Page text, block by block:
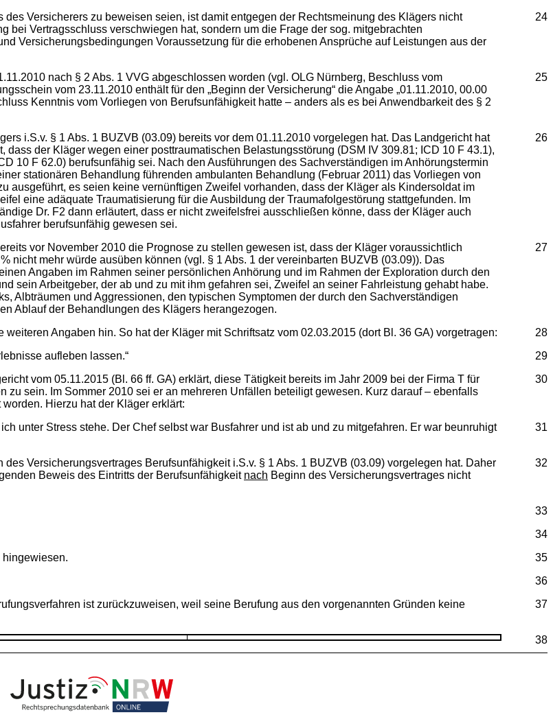
24
Versicherers zu beweisen seien, ist damit entgegen der Rechtsmeinung des Klägers nicht
bei Vertragsschluss verschwiegen hat, sondern um die Frage der sog. mitgebrachten
Versicherungsbedingungen Voraussetzung für die erhobenen Ansprüche auf Leistungen aus der
25
nach § 2 Abs. 1 VVG abgeschlossen worden (vgl. OLG Nürnberg, Beschluss vom
vom 23.11.2010 enthält für den „Beginn der Versicherung“ die Angabe „01.11.2010, 00.00
Kenntnis vom Vorliegen von Berufsunfähigkeit hatte – anders als es bei Anwendbarkeit des § 2
26
i.S.v. § 1 Abs. 1 BUZVB (03.09) bereits vor dem 01.11.2010 vorgelegen hat. Das Landgericht hat
der Kläger wegen einer posttraumatischen Belastungsstörung (DSM IV 309.81; ICD 10 F 43.1),
10 F 62.0) berufsunfähig sei. Nach den Ausführungen des Sachverständigen im Anhörungstermin
stationären Behandlung führenden ambulanten Behandlung (Februar 2011) das Vorliegen von
ausgeführt, es seien keine vernünftigen Zweifel vorhanden, dass der Kläger als Kindersoldat im
eine adäquate Traumatisierung für die Ausbildung der Traumafolgestörung stattgefunden. Im
Dr. F2 dann erläutert, dass er nicht zweifelsfrei ausschließen könne, dass der Kläger auch
berufsunfähig gewesen sei.
27
vor November 2010 die Prognose zu stellen gewesen ist, dass der Kläger voraussichtlich
nicht mehr würde ausüben können (vgl. § 1 Abs. 1 der vereinbarten BUZVB (03.09)). Das
Angaben im Rahmen seiner persönlichen Anhörung und im Rahmen der Exploration durch den
sein Arbeitgeber, der ab und zu mit ihm gefahren sei, Zweifel an seiner Fahrleistung gehabt habe.
Albträumen und Aggressionen, den typischen Symptomen der durch den Sachverständigen
Ablauf der Behandlungen des Klägers herangezogen.
28
Angaben hin. So hat der Kläger mit Schriftsatz vom 02.03.2015 (dort Bl. 36 GA) vorgetragen:
29
aufleben lassen.“
30
vom 05.11.2015 (Bl. 66 ff. GA) erklärt, diese Tätigkeit bereits im Jahr 2009 bei der Firma T für
sein. Im Sommer 2010 sei er an mehreren Unfällen beteiligt gewesen. Kurz darauf – ebenfalls
Hierzu hat der Kläger erklärt:
31
unter Stress stehe. Der Chef selbst war Busfahrer und ist ab und zu mitgefahren. Er war beunruhigt
32
Versicherungsvertrages Berufsunfähigkeit i.S.v. § 1 Abs. 1 BUZVB (03.09) vorgelegen hat. Daher
Beweis des Eintritts der Berufsunfähigkeit nach Beginn des Versicherungsvertrages nicht
33
34
35
hingewiesen.
36
37
ist zurückzuweisen, weil seine Berufung aus den vorgenannten Gründen keine
38